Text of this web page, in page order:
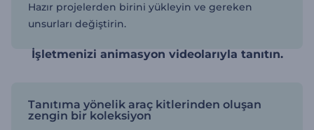
Hazır projelerden birini yükleyin ve gereken
unsurları değiştirin.
İşletmenizi animasyon videolarıyla tanıtın.
Tanıtıma yönelik araç kitlerinden oluşan
zengin bir koleksiyon